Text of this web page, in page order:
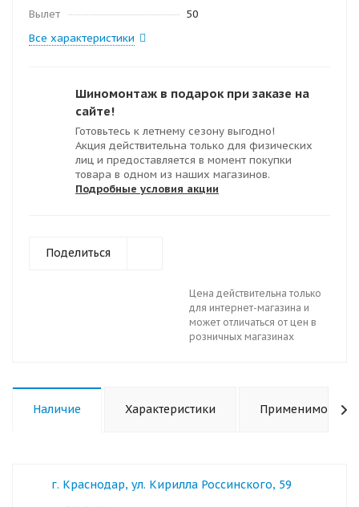
Вылет
50
Все характеристики
Шиномонтаж в подарок при заказе на
сайте!
Готовьтесь к летнему сезону выгодно!
Акция действительна только для физических
лиц и предоставляется в момент покупки
товара в одном из наших магазинов.
Подробные условия акции
Поделиться
Цена действительна только
для интернет-магазина и
может отличаться от цен в
розничных магазинах
Наличие Характеристики Применимость
г. Краснодар, ул. Кирилла Россинского, 59